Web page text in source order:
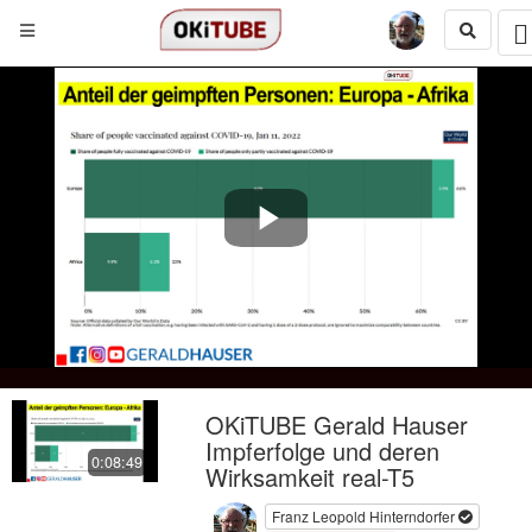
Play
Video
0:08:49
OKiTUBE Gerald Hauser
Impferfolge und deren
Wirksamkeit real-T5
Franz Leopold Hinterndorfer